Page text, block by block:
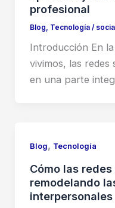
profesional
Blog Tecnología/
Introducción En
vivimos, las redes
en una parte
Blog, Tecnología
Cómo las
remodelando
interpersonales